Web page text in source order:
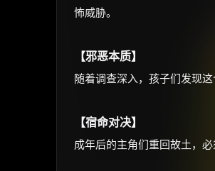
怖威胁。
【邪恶本质】
随着调查深入，孩子们发现
【宿命对决】
成年后的主角们重回故土，